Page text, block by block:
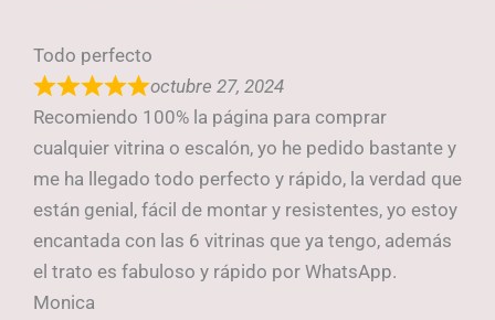
Todo perfecto
octubre 27, 2024
Recomiendo 100% la página para comprar
cualquier vitrina o escalón, yo he pedido bastante y
me ha llegado todo perfecto y rápido, la verdad que
están genial, fácil de montar y resistentes, yo estoy
encantada con las 6 vitrinas que ya tengo, además
el trato es fabuloso y rápido por WhatsApp.
Monica